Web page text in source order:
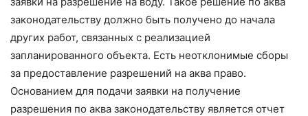
законодательству должно быть получено до начала
других работ, связанных с реализацией
запланированного объекта. Есть неотклонимые сборы
за предоставление разрешений на аква право.
Основанием для подачи заявки на получение
разрешения по аква законодательству является отчет